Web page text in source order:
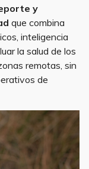
y
que combina
inteligencia
la salud de los
remotas, sin
de